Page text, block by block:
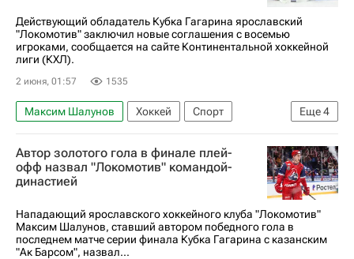
Национальная хоккейная лига (НХЛ)
КХЛ 2025-2026
Действующий обладатель Кубка Гагарина ярославский
"Локомотив" заключил новые соглашения с восемью
игроками, сообщается на сайте Континентальной хоккейной
лиги (КХЛ).
2 июня, 01:57 1535
Еще4
Максим Шалунов Хоккей
Спорт
Александр Елесин
Андрей Сергеев
Локомотив (Ярославль)
КХЛ 2025-2026
Автор золотого гола в финале плей-
офф назвал "Локомотив" командой-
династией
Нападающий ярославского хоккейного клуба "Локомотив"
Максим Шалунов, ставший автором победного гола в
последнем матче серии финала Кубка Гагарина с казанским
"Ак Барсом", назвал...